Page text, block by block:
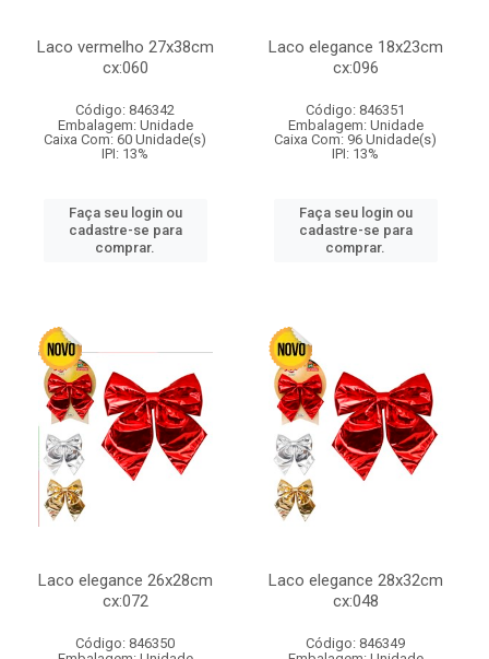
Laco vermelho 27x38cm
cx:060
Código: 846342
Embalagem: Unidade
Caixa Com: 60 Unidade(s)
IPI: 13%
Faça seu login ou
cadastre-se para
comprar.
Laco elegance 18x23cm
cx:096
Código: 846351
Embalagem: Unidade
Caixa Com: 96 Unidade(s)
IPI: 13%
Faça seu login ou
cadastre-se para
comprar.
Laco elegance 26x28cm
cx:072
Código: 846350
Laco elegance 28x32cm
cx:048
Código: 846349